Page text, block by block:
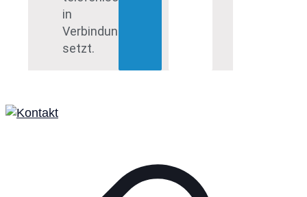
in
Verbindung
setzt.